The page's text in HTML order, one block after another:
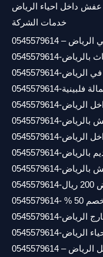
عفش داخل احياء الرياض
خدمات الشركة
0545579614
0545579614
0545579614
0545579614
0545579614
0545579614
0545579614
0545579614
0545579614
0545579614
0545579614
– 0545579614